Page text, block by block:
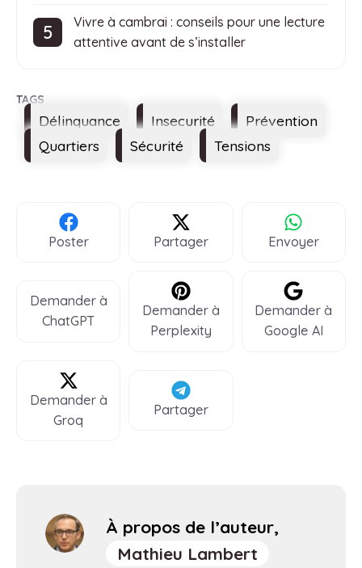
Vivre à cambrai : conseils pour une lecture
attentive avant de s’installer
Délinquance Insecurité
Prévention
Quartiers
Sécurité Tensions
Poster Partager Envoyer
Demander à
ChatGPT
Demander à
Perplexity
Demander à
Google AI
Demander à
Groq
Partager
À propos de l’auteur,
Mathieu Lambert